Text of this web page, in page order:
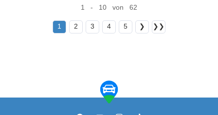
1 - 10 von 62
1 2 3 4 5 ❯ ❯❯